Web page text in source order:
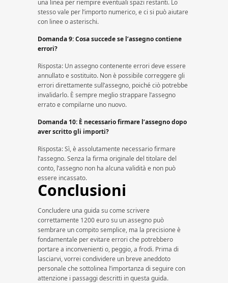
una linea per riempire eventuali spazi restanti. Lo
stesso vale per l’importo numerico, e ci si può aiutare
con linee o asterischi.
Domanda 9: Cosa succede se l’assegno contiene
errori?
Risposta: Un assegno contenente errori deve essere
annullato e sostituito. Non è possibile correggere gli
errori direttamente sull’assegno, poiché ciò potrebbe
invalidarlo. È sempre meglio strappare l’assegno
errato e compilarne uno nuovo.
Domanda 10: È necessario firmare l’assegno dopo
aver scritto gli importi?
Risposta: Sì, è assolutamente necessario firmare
l’assegno. Senza la firma originale del titolare del
conto, l’assegno non ha alcuna validità e non può
essere incassato.
Conclusioni
Concludere una guida su come scrivere
correttamente 1200 euro su un assegno può
sembrare un compito semplice, ma la precisione è
fondamentale per evitare errori che potrebbero
portare a inconvenienti o, peggio, a frodi. Prima di
lasciarvi, vorrei condividere un breve aneddoto
personale che sottolinea l’importanza di seguire con
attenzione i passaggi descritti in questa guida.